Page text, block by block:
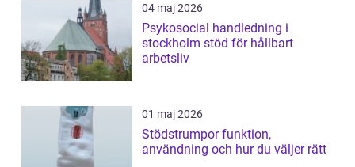
04 maj 2026
Psykosocial handledning i
stockholm stöd för hållbart
arbetsliv
01 maj 2026
Stödstrumpor funktion,
användning och hur du väljer rätt